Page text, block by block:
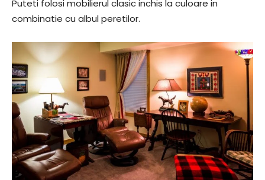
Puteti folosi mobilierul clasic inchis la culoare in
combinatie cu albul peretilor.